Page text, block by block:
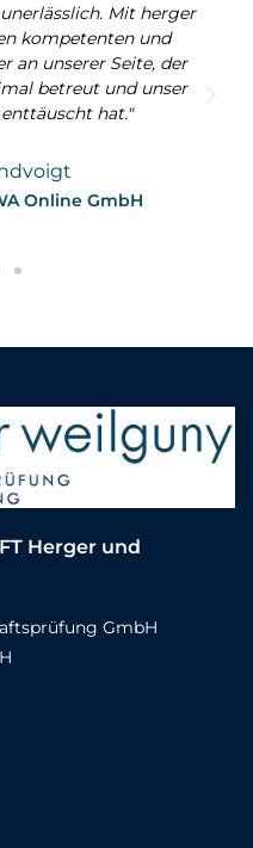
Mit herger
kompetenten und
an unserer Seite, der
betreut und unser
hat."
Online GmbH
Herger und
GmbH